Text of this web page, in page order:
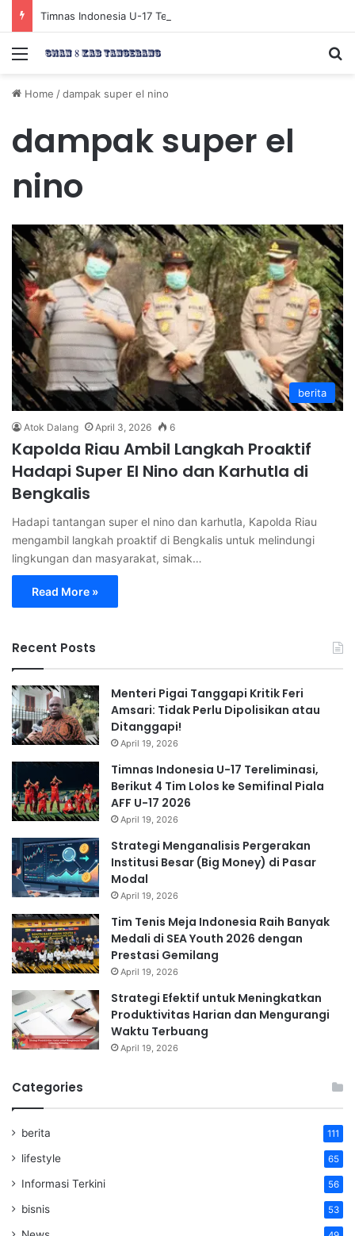
Menu
Home /dampak super el nino
dampak super el
nino
berita
Atok Dalang April 3, 2026 6
Kapolda Riau Ambil Langkah Proaktif
Hadapi Super El Nino dan Karhutla di
Bengkalis
Hadapi tantangan super el nino dan karhutla, Kapolda Riau
mengambil langkah proaktif di Bengkalis untuk melindungi
lingkungan dan masyarakat, simak…
Read More »
Recent Posts
Menteri Pigai Tanggapi Kritik Feri
Amsari: Tidak Perlu Dipolisikan atau
Ditanggapi!
April 19, 2026
Timnas Indonesia U-17 Tereliminasi,
Berikut 4 Tim Lolos ke Semifinal Piala
AFF U-17 2026
April 19, 2026
Strategi Menganalisis Pergerakan
Institusi Besar (Big Money) di Pasar
Modal
April 19, 2026
Tim Tenis Meja Indonesia Raih Banyak
Medali di SEA Youth 2026 dengan
Prestasi Gemilang
April 19, 2026
Strategi Efektif untuk Meningkatkan
Produktivitas Harian dan Mengurangi
Waktu Terbuang
April 19, 2026
Categories
berita 111
lifestyle 65
Informasi Terkini 56
bisnis 53